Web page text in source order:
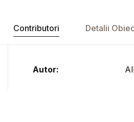
Contributori Detalii
Autor: